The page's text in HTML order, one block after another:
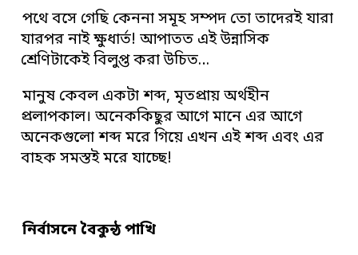
পথে বসে গেছি কেননা সমূহ সম্পদ তো তাদেরই যারা
যারপর নাই ক্ষুধার্ত! আপাতত এই উন্নাসিক
শ্রেণিটাকেই বিলুপ্ত করা উচিত…
মানুষ কেবল একটা শব্দ, মৃতপ্রায় অর্থহীন
প্রলাপকাল। অনেককিছুর আগে মানে এর আগে
অনেকগুলো শব্দ মরে গিয়ে এখন এই শব্দ এবং এর
বাহক সমস্তই মরে যাচ্ছে!
নির্বাসনে বৈকুন্ঠ পাখি